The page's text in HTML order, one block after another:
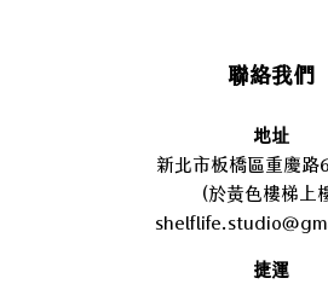
聯絡我們
地址
新北市板橋區重慶路
(於黃色樓梯上
捷運